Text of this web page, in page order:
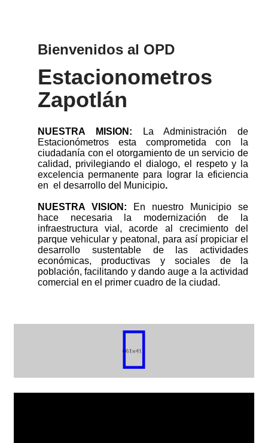
Bienvenidos al OPD
Estacionometros
Zapotlán
NUESTRA MISION:
La Administración de
Estacionómetros esta comprometida con la
ciudadanía con el otorgamiento de un servicio de
calidad, privilegiando el dialogo, el respeto y la
excelencia permanente para lograr la eficiencia
en el desarrollo del Municipio.
NUESTRA VISION:
En nuestro Municipio se
hace necesaria la modernización de la
infraestructura vial, acorde al crecimiento del
parque vehicular y peatonal, para así propiciar el
desarrollo sustentable de las actividades
económicas, productivas y sociales de la
población, facilitando y dando auge a la actividad
comercial en el primer cuadro de la ciudad.